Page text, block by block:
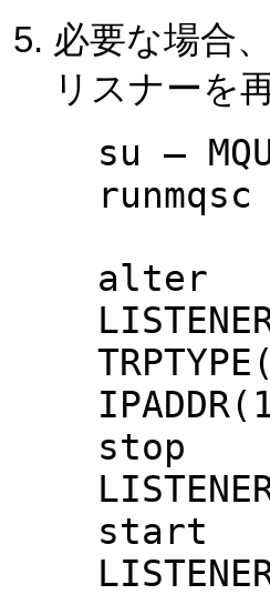
必要な場合、
リスナーを
su –
runmqsc
alter
stop
start